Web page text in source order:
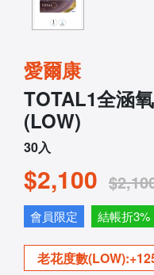
愛爾康
TOTAL1全涵
(LOW)
30入
$2,100
會員限定 結帳折3%
老花度數